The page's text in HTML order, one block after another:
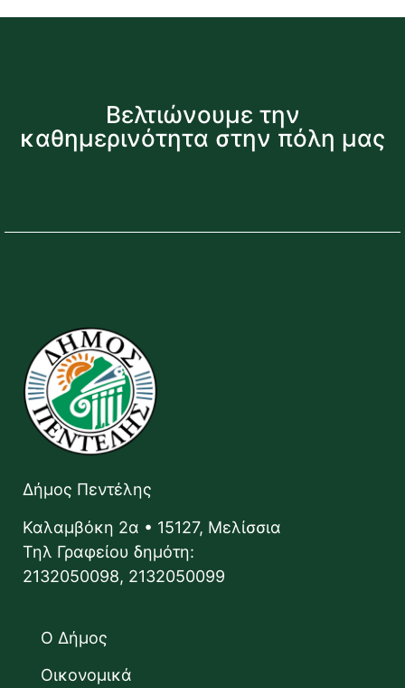
Βελτιώνουμε την
καθημερινότητα στην πόλη μας
Δήμος Πεντέλης
Καλαμβόκη 2α • 15127, Μελίσσια
Τηλ Γραφείου δημότη:
2132050098, 2132050099
Ο Δήμος
Οικονομικά